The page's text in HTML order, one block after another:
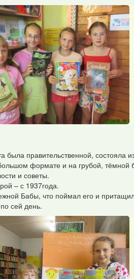
была правительственной,
формате и на грубой, тёмной
и советы.
– с 1937года.
Бабы, что поймал его и
сей день.